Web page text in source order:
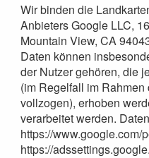
Wir binden die
Anbieters Google LLC,
Mountain View, CA
Daten können
der Nutzer gehören, die
(im Regelfall im
vollzogen), erhoben
verarbeitet werden.
https://www.google.com/
https://